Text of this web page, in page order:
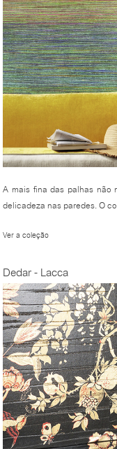
A mais fina das palhas não
delicadeza nas paredes. O
Ver a coleção
Dedar - Lacca